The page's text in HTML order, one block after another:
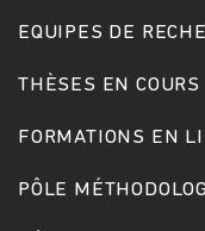
EQUIPES DE
THÈSES EN COURS
FORMATIONS EN
PÔLE